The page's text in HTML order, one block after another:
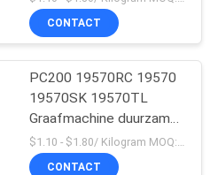
CONTACT
PC200 19570RC 19570
19570SK 19570TL
Graafmachine duurzame
emmertanden voor
Komatsu
$1.10 - $1.80/ Kilogram MOQ:100 Kilogram/Kilogram
CONTACT